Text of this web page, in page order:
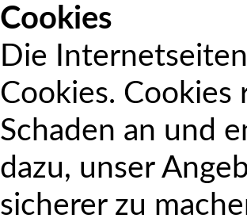
Cookies
Die
Cookies. Cookies
Schaden an und
dazu, unser
sicherer zu